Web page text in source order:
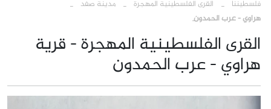
فلسطيننا القرى الفلسطينية المهجرة مدينة صفد
هراوي - عرب الحمدون
القرى الفلسطينية المهجرة - قرية
هراوي - عرب الحمدون